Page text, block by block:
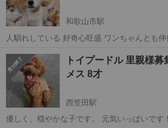
和歌山市駅
人馴れしている 好奇心旺盛 ワンちゃんとも仲良く出来
ので見ていただけると😊 おうちまでのお届け
す。 直接お話出来る方になり...
和歌山 和歌山市 和歌山市駅 その他
トイプードル 里親様募
メス 8才
西笠田駅
優しく、穏やかな子です。 元気いっぱいです！ 健康な子です。 本